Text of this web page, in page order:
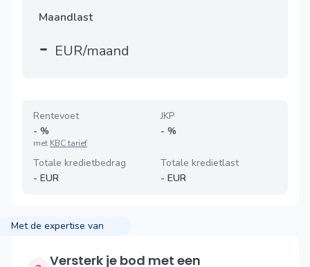
Maandlast
- EUR/maand
Rentevoet
- %
met KBC tarief
JKP
- %
Totale kredietbedrag
- EUR
Totale kredietlast
- EUR
Met de expertise van
Versterk je bod met een